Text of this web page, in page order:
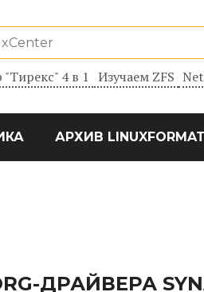
4 в 1 Изучаем ZFS
АРХИВ LINUXFORMAT
ДРАЙВЕРА